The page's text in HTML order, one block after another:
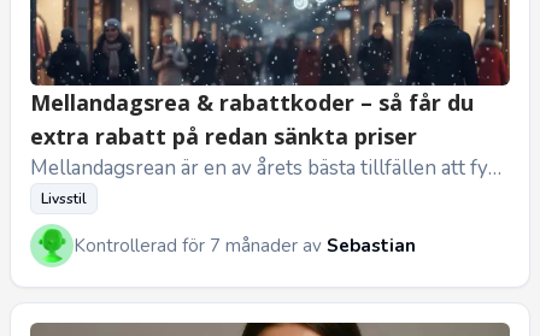
Mellandagsrea & rabattkoder – så får du
extra rabatt på redan sänkta priser
Mellandagsrean är en av årets bästa tillfällen att fyn
da online. Priserna pressas rejält och butikerna tävla
r om din upp...
Livsstil
Kontrollerad för 7 månader av Sebastian